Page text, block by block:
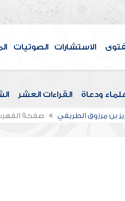
الاستشارات الصوتيات
ودعاة القراءات العشر
بن مرزوق الطريفي صفحة